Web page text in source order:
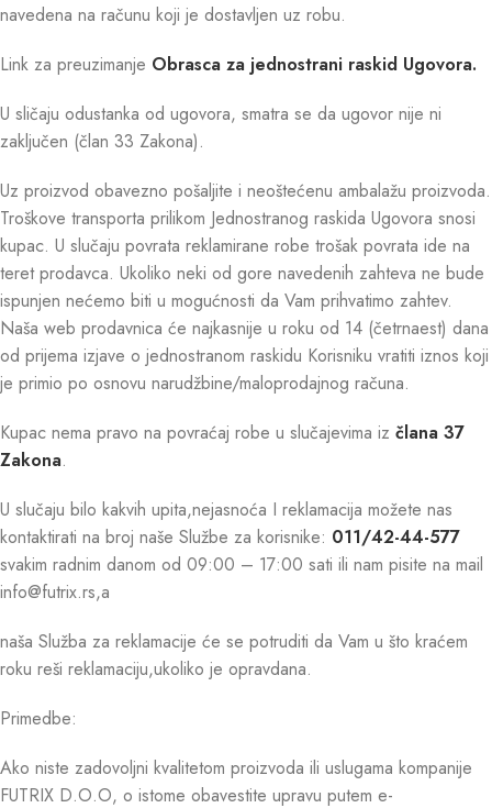
navedena na računu koji je dostavljen uz robu.
Link za preuzimanje Obrasca za jednostrani raskid Ugovora.
U sličaju odustanka od ugovora, smatra se da ugovor nije ni
zaključen (član 33 Zakona).
Uz proizvod obavezno pošaljite i neoštećenu ambalažu proizvoda.
Troškove transporta prilikom Jednostranog raskida Ugovora snosi
kupac. U slučaju povrata reklamirane robe trošak povrata ide na
teret prodavca. Ukoliko neki od gore navedenih zahteva ne bude
ispunjen nećemo biti u mogućnosti da Vam prihvatimo zahtev.
Naša web prodavnica će najkasnije u roku od 14 (četrnaest) dana
od prijema izjave o jednostranom raskidu Korisniku vratiti iznos koji
je primio po osnovu narudžbine/maloprodajnog računa.
Kupac nema pravo na povraćaj robe u slučajevima iz člana 37
Zakona.
U slučaju bilo kakvih upita,nejasnoća I reklamacija možete nas
kontaktirati na broj naše Službe za korisnike: 011/42-44-577
svakim radnim danom od 09:00 – 17:00 sati ili nam pisite na mail
info@futrix.rs,a
naša Služba za reklamacije će se potruditi da Vam u što kraćem
roku reši reklamaciju,ukoliko je opravdana.
Primedbe:
Ako niste zadovoljni kvalitetom proizvoda ili uslugama kompanije
FUTRIX D.O.O, o istome obavestite upravu putem e-